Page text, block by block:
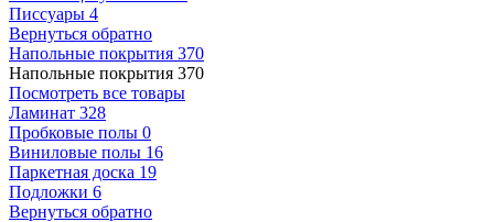
Писсуары 4
Вернуться обратно
Напольные покрытия 370
Напольные покрытия 370
Посмотреть все товары
Ламинат 328
Пробковые полы 0
Виниловые полы 16
Паркетная доска 19
Подложки 6
Вернуться обратно